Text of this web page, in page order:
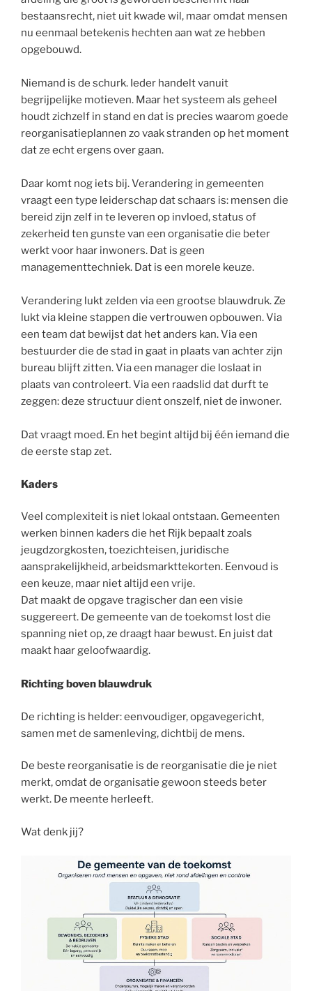
bestaansrecht, niet uit kwade wil, maar omdat mensen
nu eenmaal betekenis hechten aan wat ze hebben
opgebouwd.
Niemand is de schurk. Ieder handelt vanuit
begrijpelijke motieven. Maar het systeem als geheel
houdt zichzelf in stand en dat is precies waarom goede
reorganisatieplannen zo vaak stranden op het moment
dat ze echt ergens over gaan.
Daar komt nog iets bij. Verandering in gemeenten
vraagt een type leiderschap dat schaars is: mensen die
bereid zijn zelf in te leveren op invloed, status of
zekerheid ten gunste van een organisatie die beter
werkt voor haar inwoners. Dat is geen
managementtechniek. Dat is een morele keuze.
Verandering lukt zelden via een grootse blauwdruk. Ze
lukt via kleine stappen die vertrouwen opbouwen. Via
een team dat bewijst dat het anders kan. Via een
bestuurder die de stad in gaat in plaats van achter zijn
bureau blijft zitten. Via een manager die loslaat in
plaats van controleert. Via een raadslid dat durft te
zeggen: deze structuur dient onszelf, niet de inwoner.
Dat vraagt moed. En het begint altijd bij één iemand die
de eerste stap zet.
Kaders
Veel complexiteit is niet lokaal ontstaan. Gemeenten
werken binnen kaders die het Rijk bepaalt zoals
jeugdzorgkosten, toezichteisen, juridische
aansprakelijkheid, arbeidsmarkttekorten. Eenvoud is
een keuze, maar niet altijd een vrije.
Dat maakt de opgave tragischer dan een visie
suggereert. De gemeente van de toekomst lost die
spanning niet op, ze draagt haar bewust. En juist dat
maakt haar geloofwaardig.
Richting boven blauwdruk
De richting is helder: eenvoudiger, opgavegericht,
samen met de samenleving, dichtbij de mens.
De beste reorganisatie is de reorganisatie die je niet
merkt, omdat de organisatie gewoon steeds beter
werkt. De meente herleeft.
Wat denk jij?